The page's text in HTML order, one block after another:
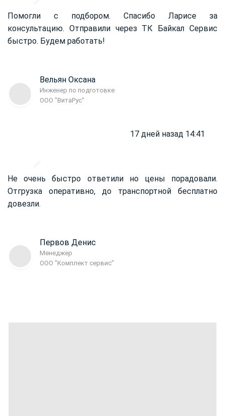
Помогли с подбором. Спасибо Ларисе за
консультацию. Отправили через ТК Байкал Сервис
быстро. Будем работать!
Вельян Оксана
Инженер по подготовке
ООО "ВитаРус"
17 дней назад 14:41
Не очень быстро ответили но цены порадовали.
Отгрузка оперативно, до транспортной бесплатно
довезли.
Первов Денис
Менеджер
ООО "Комплект сервис"